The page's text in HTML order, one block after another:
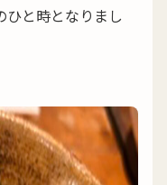
ひと時となりまし